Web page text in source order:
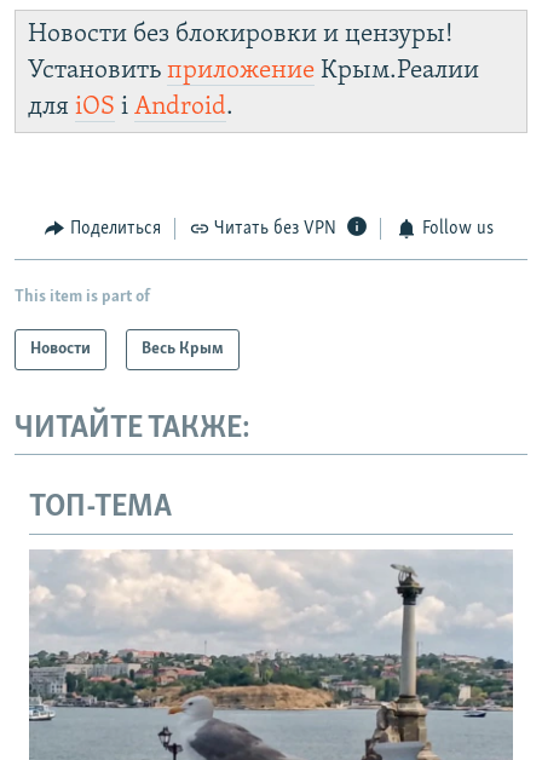
Новости без блокировки и цензуры!
Установить приложение Крым.Реалии
для iOS і Android.
Поделиться Читать без VPN Follow us
This item is part of
Новости Весь Крым
ЧИТАЙТЕ ТАКЖЕ:
ТОП-ТЕМА